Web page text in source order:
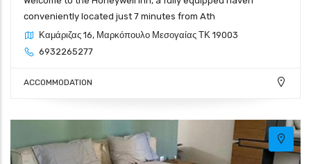
conveniently located just 7 minutes from Ath
Καμάριζας 16, Μαρκόπουλο Μεσογαίας ΤΚ 19003
6932265277
ACCOMMODATION